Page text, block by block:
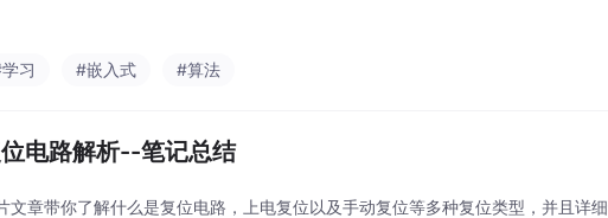
习
#嵌入式 #算法
电路解析--笔记总结
文章带你了解什么是复位电路，上电复位以及手动复位等多种复位类型，并且详